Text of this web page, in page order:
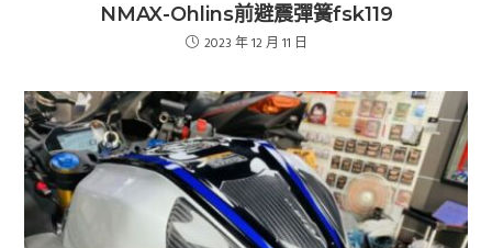
NMAX-Ohlins前避震彈簧fsk119
2023 年 12 月 11 日